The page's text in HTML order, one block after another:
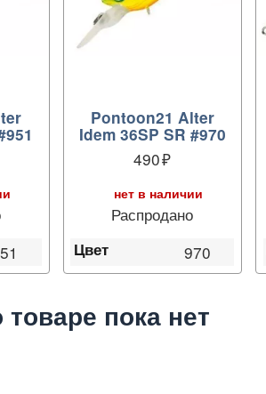
Pontoon21 Alter
Idem 36SP SR #970
490
нет в наличии
Распродано
Цвет 970
пока нет